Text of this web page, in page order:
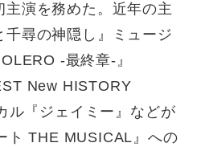
主演を務めた。近年の主
千尋の神隠し』ミュージ
-最終章-』
New HISTORY
ル『ジェイミー』などが
ト THE MUSICAL』への